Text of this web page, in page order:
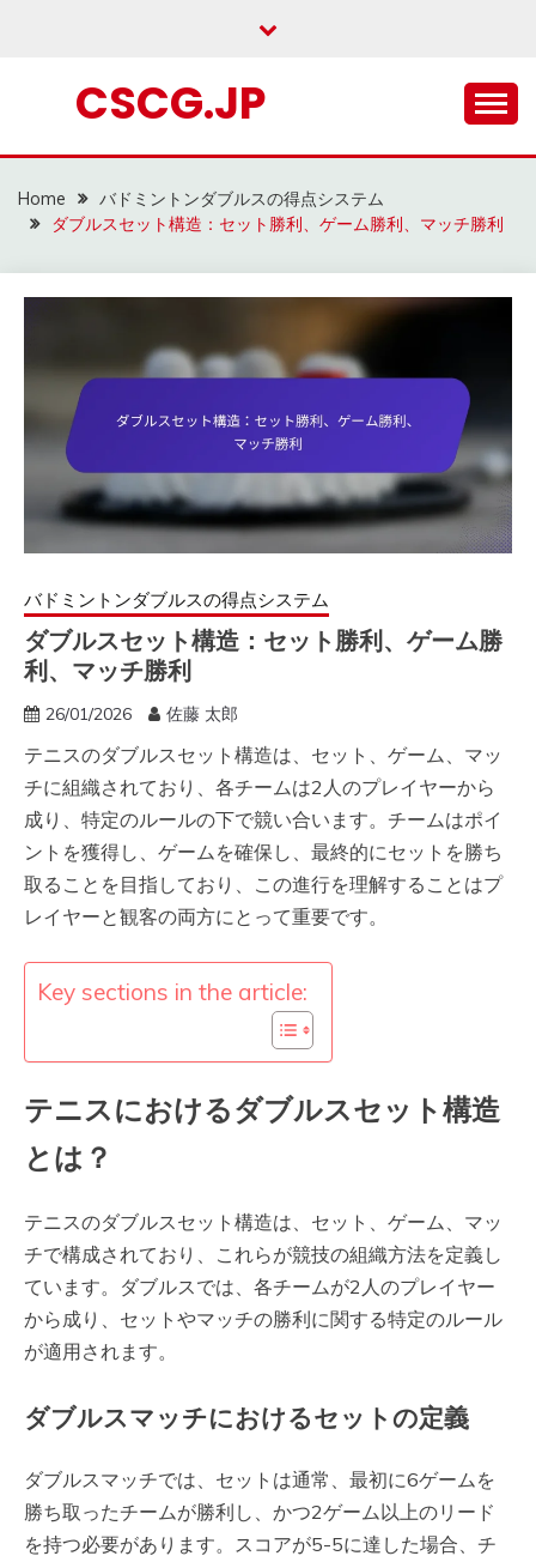
CSCG.JP
Home
バドミントンダブルスの得点システム
ダブルスセット構造：セット勝利、ゲーム勝利、マッチ勝利
バドミントンダブルスの得点システム
ダブルスセット構造：セット勝利、ゲーム勝
利、マッチ勝利
26/01/2026 佐藤 太郎
テニスのダブルスセット構造は、セット、ゲーム、マッ
チに組織されており、各チームは2人のプレイヤーから
成り、特定のルールの下で競い合います。チームはポイ
ントを獲得し、ゲームを確保し、最終的にセットを勝ち
取ることを目指しており、この進行を理解することはプ
レイヤーと観客の両方にとって重要です。
Key sections in the article:
テニスにおけるダブルスセット構造
とは？
テニスのダブルスセット構造は、セット、ゲーム、マッ
チで構成されており、これらが競技の組織方法を定義し
ています。ダブルスでは、各チームが2人のプレイヤー
から成り、セットやマッチの勝利に関する特定のルール
が適用されます。
ダブルスマッチにおけるセットの定義
ダブルスマッチでは、セットは通常、最初に6ゲームを
勝ち取ったチームが勝利し、かつ2ゲーム以上のリード
を持つ必要があります。スコアが5-5に達した場合、チ